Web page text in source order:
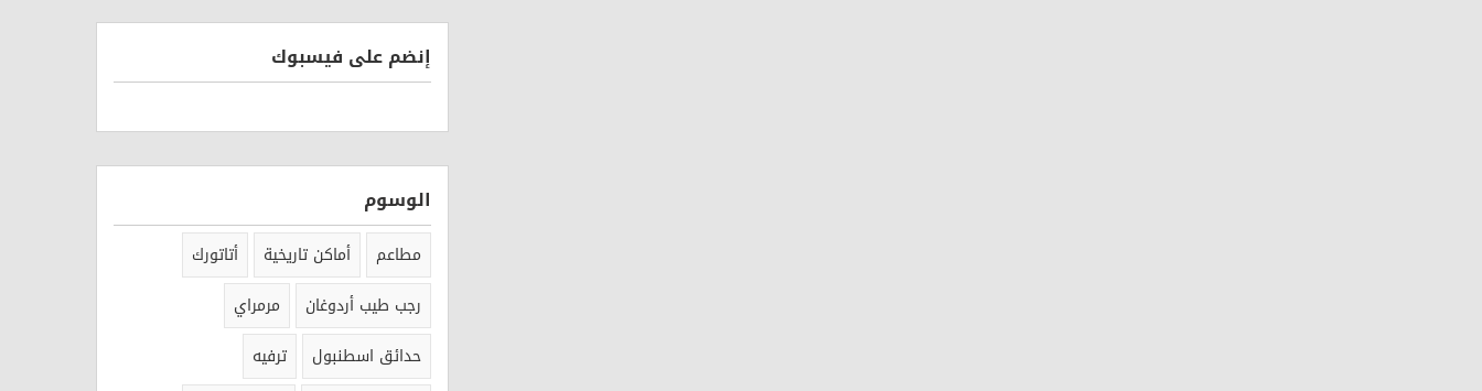
إنضم على فيسبوك
الوسوم
مطاعم أماكن تاريخية
أتاتورك
رجب طيب أردوغان
مرمراي
حدائق اسطنبول
ترفيه